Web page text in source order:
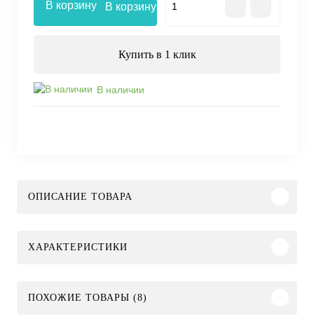
В корзину
Купить в 1 клик
В наличии
ОПИСАНИЕ ТОВАРА
ХАРАКТЕРИСТИКИ
ПОХОЖИЕ ТОВАРЫ (8)